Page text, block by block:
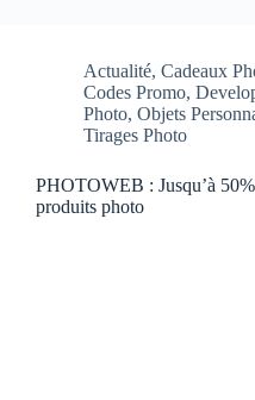
Actualité, Cadeaux
Codes Promo,
Photo, Objets
Tirages Photo
PHOTOWEB : Jusqu’à
produits photo